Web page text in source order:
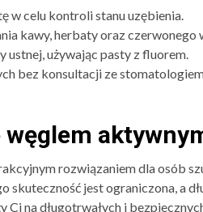
w celu kontroli stanu uzębienia.
kawy, herbaty oraz czerwonego
ustnej, używając pasty z fluorem.
bez konsultacji ze
rozwiązaniem dla osób
skuteczność jest ograniczona, a
Ci na długotrwałych i